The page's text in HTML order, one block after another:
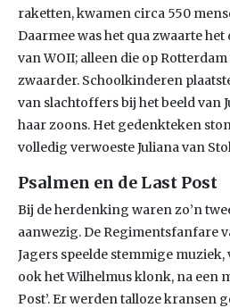
raketten, kwamen circa 550
Daarmee was het qua zwaarte
van WOII; alleen die op
zwaarder. Schoolkinderen
van slachtoffers bij het beeld van
haar zoons. Het gedenkteken
volledig verwoeste Juliana van
Psalmen en de Last Post
Bij de herdenking waren zo’n
aanwezig. De Regimentsfanfare
Jagers speelde stemmige
ook het Wilhelmus klonk, na een
Post’. Er werden talloze kransen